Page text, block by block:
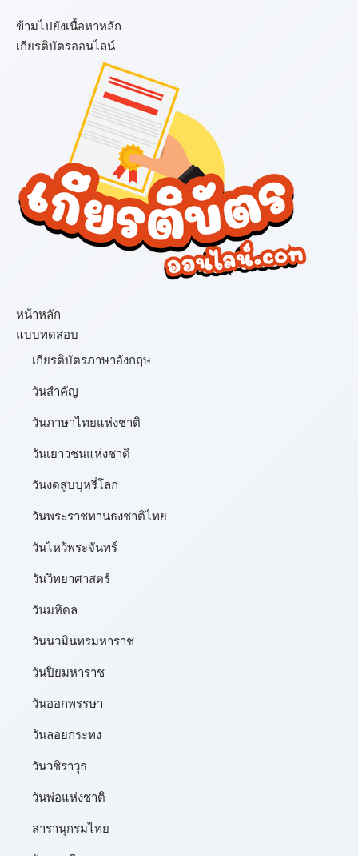
ข้ามไปยังเนื้อหาหลัก
เกียรติบัตรออนไลน์
หน้าหลัก
แบบทดสอบ
เกียรติบัตรภาษาอังกฤษ
วันสำคัญ
วันภาษาไทยแห่งชาติ
วันเยาวชนแห่งชาติ
วันงดสูบบุหรี่โลก
วันพระราชทานธงชาติไทย
วันไหว้พระจันทร์​
วันวิทยาศาสตร์
วันมหิดล
วันนวมินทรมหาราช
วันปิยมหาราช
วันออกพรรษา
วันลอยกระทง
วันวชิราวุธ
วันพ่อแห่งชาติ
สารานุกรมไทย